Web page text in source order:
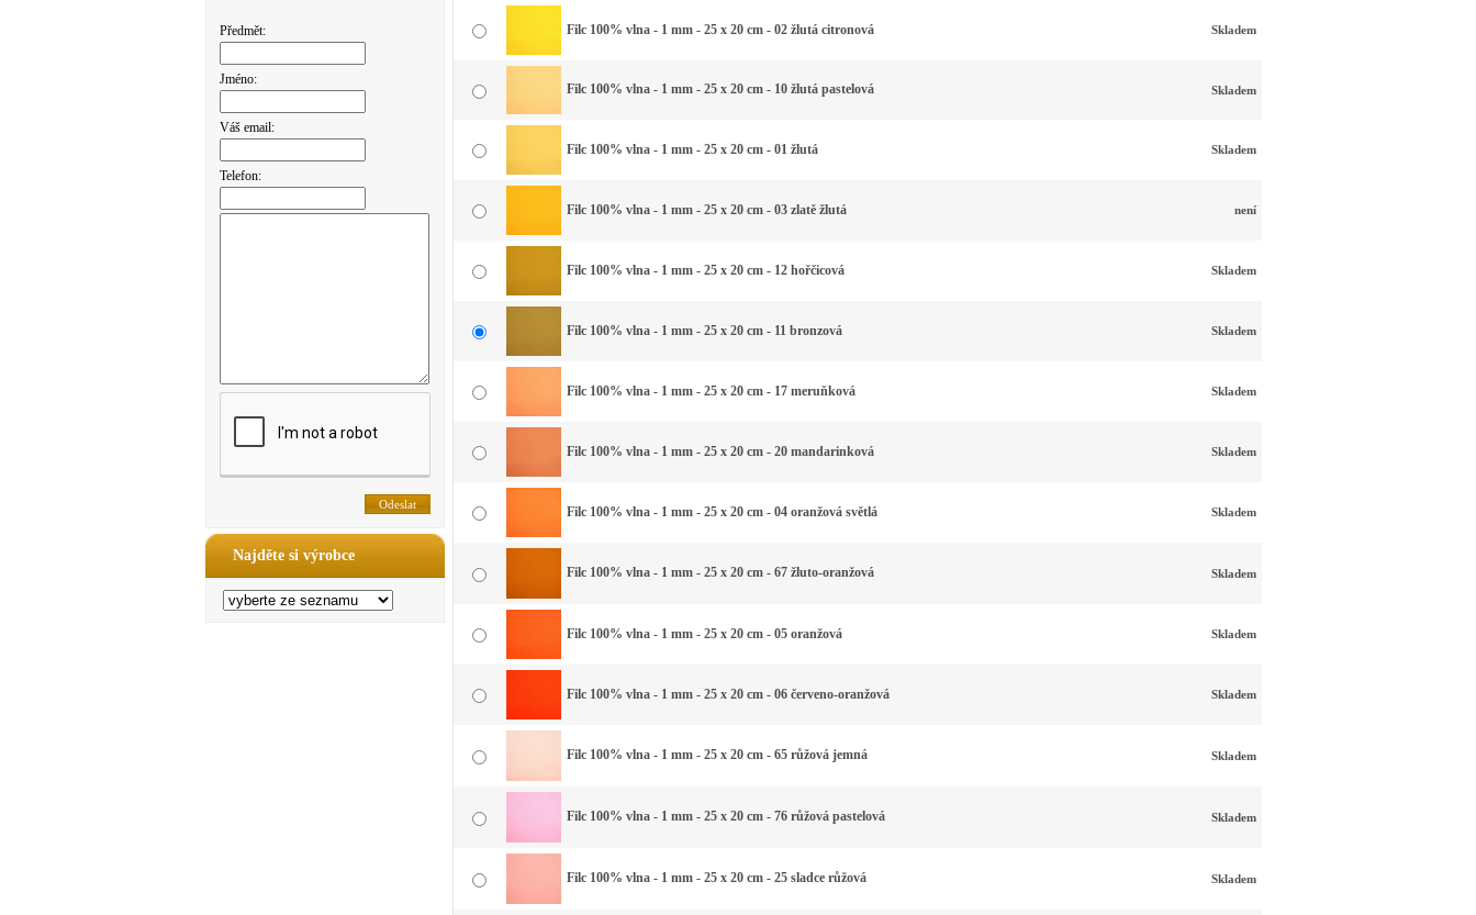
Předmět:
Jméno:
Váš email:
Telefon:
Najděte si výrobce
Filc 100% vlna - 1 mm - 25 x 20 cm - 02 žlutá citronová Skladem
Filc 100% vlna - 1 mm - 25 x 20 cm - 10 žlutá pastelová Skladem
Filc 100% vlna - 1 mm - 25 x 20 cm - 01 žlutá Skladem
Filc 100% vlna - 1 mm - 25 x 20 cm - 03 zlatě žlutá není
Filc 100% vlna - 1 mm - 25 x 20 cm - 12 hořčicová Skladem
Filc 100% vlna - 1 mm - 25 x 20 cm - 11 bronzová Skladem
Filc 100% vlna - 1 mm - 25 x 20 cm - 17 meruňková Skladem
Filc 100% vlna - 1 mm - 25 x 20 cm - 20 mandarinková Skladem
Filc 100% vlna - 1 mm - 25 x 20 cm - 04 oranžová světlá Skladem
Filc 100% vlna - 1 mm - 25 x 20 cm - 67 žluto-oranžová Skladem
Filc 100% vlna - 1 mm - 25 x 20 cm - 05 oranžová Skladem
Filc 100% vlna - 1 mm - 25 x 20 cm - 06 červeno-oranžová Skladem
Filc 100% vlna - 1 mm - 25 x 20 cm - 65 růžová jemná Skladem
Filc 100% vlna - 1 mm - 25 x 20 cm - 76 růžová pastelová Skladem
Filc 100% vlna - 1 mm - 25 x 20 cm - 25 sladce růžová Skladem